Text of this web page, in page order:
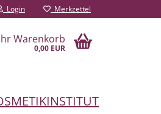
Login Merkzettel
Warenkorb
0,00 EUR